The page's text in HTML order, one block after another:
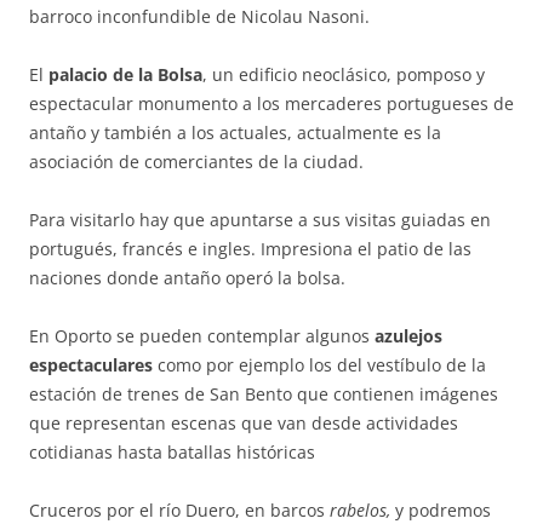
barroco inconfundible de Nicolau Nasoni.
El palacio de la Bolsa, un edificio neoclásico, pomposo y
espectacular monumento a los mercaderes portugueses de
antaño y también a los actuales, actualmente es la
asociación de comerciantes de la ciudad.
Para visitarlo hay que apuntarse a sus visitas guiadas en
portugués, francés e ingles. Impresiona el patio de las
naciones donde antaño operó la bolsa.
En Oporto se pueden contemplar algunos azulejos
espectaculares como por ejemplo los del vestíbulo de la
estación de trenes de San Bento que contienen imágenes
que representan escenas que van desde actividades
cotidianas hasta batallas históricas
Cruceros por el río Duero, en barcos rabelos, y podremos